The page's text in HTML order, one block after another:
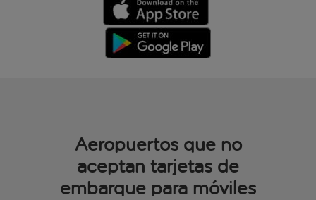
Aeropuertos que no
aceptan tarjetas de
embarque para móviles